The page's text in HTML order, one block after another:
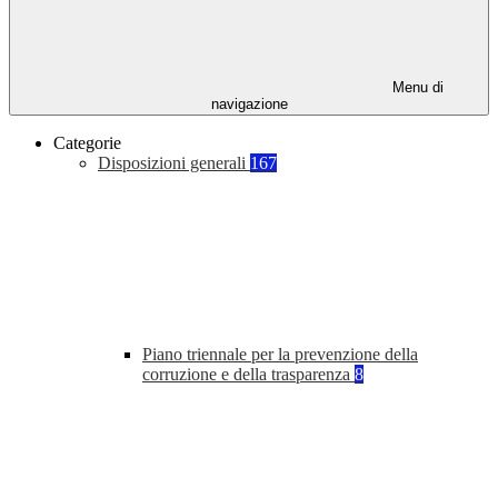
Menu di
navigazione
Categorie
Disposizioni generali 167
Piano triennale per la prevenzione della
corruzione e della trasparenza 8